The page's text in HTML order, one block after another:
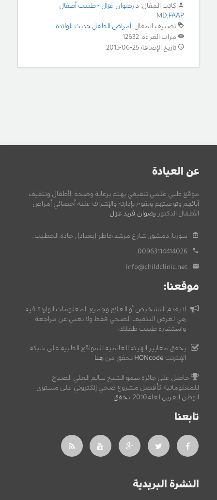
كاتب المقال: د.رضوان غزال - طبيب أطفال
MD,FAAP
تصنيف المقال: أمراض الطفل حديث الولادة
مرات القراءة: 12632
تاريخ الإضافة 25-06-2015
عن العيادة
موقع طبي علمي تثقيفي يهتم برعاية وصحة الأطفال وتثقيف
آبائهم وتوعيتهم ويقوم بإدارته والإشراف عليه أخصائي أمراض
الأطفال الدكتور رضوان فريد غزال.
سوريا, دمشق, شارع مرشد خاطر (بغداد) , جادة الخطيب.
00963114414026
info@childclinic.net
موقعنا:
لا يقدم التشخيص أو العلاج وجميع المعلومات الواردة فيه
هي لغرض التثقيف الصحي فقط ولا تغني عن مراجعة
واستشارة طبيب طفلك.
يحقق معايير الهيئة العالمية للمواقع الطبية على شبكة
الإنترنت HONcode تحقق من هنا
حاصل على جائزة سمو الشيخ سالم العلي الصباح
للمعلوماتية كأفضل مشروع صحي إلكتروني على مستوى
الوطن العربي لعام2010,
تحقق.
تابعنا
النشرة البريدية